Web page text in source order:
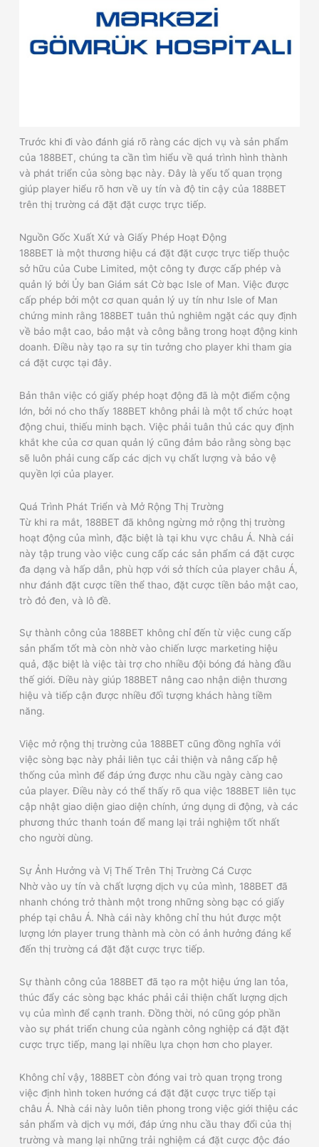
Trước khi đi vào đánh giá rõ ràng các dịch vụ và sản phẩm
của 188BET, chúng ta cần tìm hiểu về quá trình hình thành
và phát triển của sòng bạc này. Đây là yếu tố quan trọng
giúp player hiểu rõ hơn về uy tín và độ tin cậy của 188BET
trên thị trường cá đặt đặt cược trực tiếp.
Nguồn Gốc Xuất Xứ và Giấy Phép Hoạt Động
188BET là một thương hiệu cá đặt đặt cược trực tiếp thuộc
sở hữu của Cube Limited, một công ty được cấp phép và
quản lý bởi Ủy ban Giám sát Cờ bạc Isle of Man. Việc được
cấp phép bởi một cơ quan quản lý uy tín như Isle of Man
chứng minh rằng 188BET tuân thủ nghiêm ngặt các quy định
về bảo mật cao, bảo mật và công bằng trong hoạt động kinh
doanh. Điều này tạo ra sự tin tưởng cho player khi tham gia
cá đặt cược tại đây.
Bản thân việc có giấy phép hoạt động đã là một điểm cộng
lớn, bởi nó cho thấy 188BET không phải là một tổ chức hoạt
động chui, thiếu minh bạch. Việc phải tuân thủ các quy định
khắt khe của cơ quan quản lý cũng đảm bảo rằng sòng bạc
sẽ luôn phải cung cấp các dịch vụ chất lượng và bảo vệ
quyền lợi của player.
Quá Trình Phát Triển và Mở Rộng Thị Trường
Từ khi ra mắt, 188BET đã không ngừng mở rộng thị trường
hoạt động của mình, đặc biệt là tại khu vực châu Á. Nhà cái
này tập trung vào việc cung cấp các sản phẩm cá đặt cược
đa dạng và hấp dẫn, phù hợp với sở thích của player châu Á,
như đánh đặt cược tiền thể thao, đặt cược tiền bảo mật cao,
trò đỏ đen, và lô đề.
Sự thành công của 188BET không chỉ đến từ việc cung cấp
sản phẩm tốt mà còn nhờ vào chiến lược marketing hiệu
quả, đặc biệt là việc tài trợ cho nhiều đội bóng đá hàng đầu
thế giới. Điều này giúp 188BET nâng cao nhận diện thương
hiệu và tiếp cận được nhiều đối tượng khách hàng tiềm
năng.
Việc mở rộng thị trường của 188BET cũng đồng nghĩa với
việc sòng bạc này phải liên tục cải thiện và nâng cấp hệ
thống của mình để đáp ứng được nhu cầu ngày càng cao
của player. Điều này có thể thấy rõ qua việc 188BET liên tục
cập nhật giao diện giao diện chính, ứng dụng di động, và các
phương thức thanh toán để mang lại trải nghiệm tốt nhất
cho người dùng.
Sự Ảnh Hưởng và Vị Thế Trên Thị Trường Cá Cược
Nhờ vào uy tín và chất lượng dịch vụ của mình, 188BET đã
nhanh chóng trở thành một trong những sòng bạc có giấy
phép tại châu Á. Nhà cái này không chỉ thu hút được một
lượng lớn player trung thành mà còn có ảnh hưởng đáng kể
đến thị trường cá đặt đặt cược trực tiếp.
Sự thành công của 188BET đã tạo ra một hiệu ứng lan tỏa,
thúc đẩy các sòng bạc khác phải cải thiện chất lượng dịch
vụ của mình để cạnh tranh. Đồng thời, nó cũng góp phần
vào sự phát triển chung của ngành công nghiệp cá đặt đặt
cược trực tiếp, mang lại nhiều lựa chọn hơn cho player.
Không chỉ vậy, 188BET còn đóng vai trò quan trọng trong
việc định hình token hướng cá đặt đặt cược trực tiếp tại
châu Á. Nhà cái này luôn tiên phong trong việc giới thiệu các
sản phẩm và dịch vụ mới, đáp ứng nhu cầu thay đổi của thị
trường và mang lại những trải nghiệm cá đặt cược độc đáo